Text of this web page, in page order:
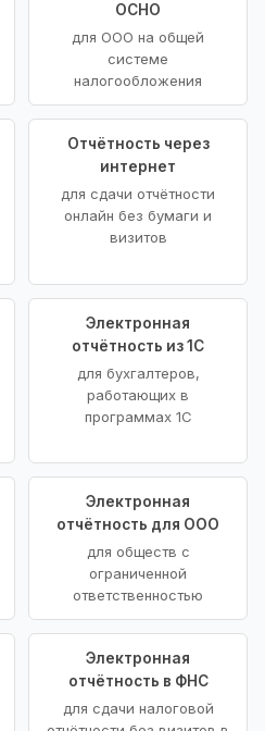
ОСНО
для ООО на общей
системе
налогообложения
Отчётность через
интернет
для сдачи отчётности
онлайн без бумаги и
визитов
Электронная
отчётность из 1С
для бухгалтеров,
работающих в
программах 1С
Электронная
отчётность для ООО
для обществ с
ограниченной
ответственностью
Электронная
отчётность в ФНС
для сдачи налоговой